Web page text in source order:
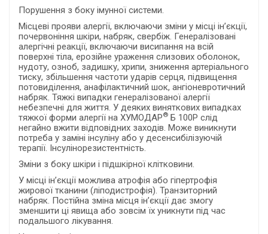
Порушення з боку імунної системи.
Місцеві прояви алергії, включаючи зміни у місці ін’єкції,
почервоніння шкіри, набряк, свербіж. Генералізовані
алергічні реакції, включаючи висипання на всій
поверхні тіла, ерозійне ураження слизових оболонок,
нудоту, озноб, задишку, хрипи, зниження артеріального
тиску, збільшення частоти ударів серця, підвищення
потовиділення, анафілактичний шок, ангіоневротичний
набряк. Тяжкі випадки генералізованої алергії
небезпечні для життя. У деяких виняткових випадках
тяжкої форми алергії на ХУМОДАР® Б 100Р слід
негайно вжити відповідних заходів. Може виникнути
потреба у заміні інсуліну або у десенсибілізуючій
терапії. Інсулінорезистентність.
Зміни з боку шкіри і підшкірної клітковини.
У місці ін’єкції можлива атрофія або гіпертрофія
жирової тканини (ліподистрофія). Транзиторний
набряк. Постійна зміна місця ін’єкції дає змогу
зменшити ці явища або зовсім їх уникнути під час
подальшого лікування.